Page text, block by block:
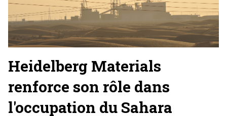
Heidelberg Materials
renforce son rôle dans
l'occupation du Sahara